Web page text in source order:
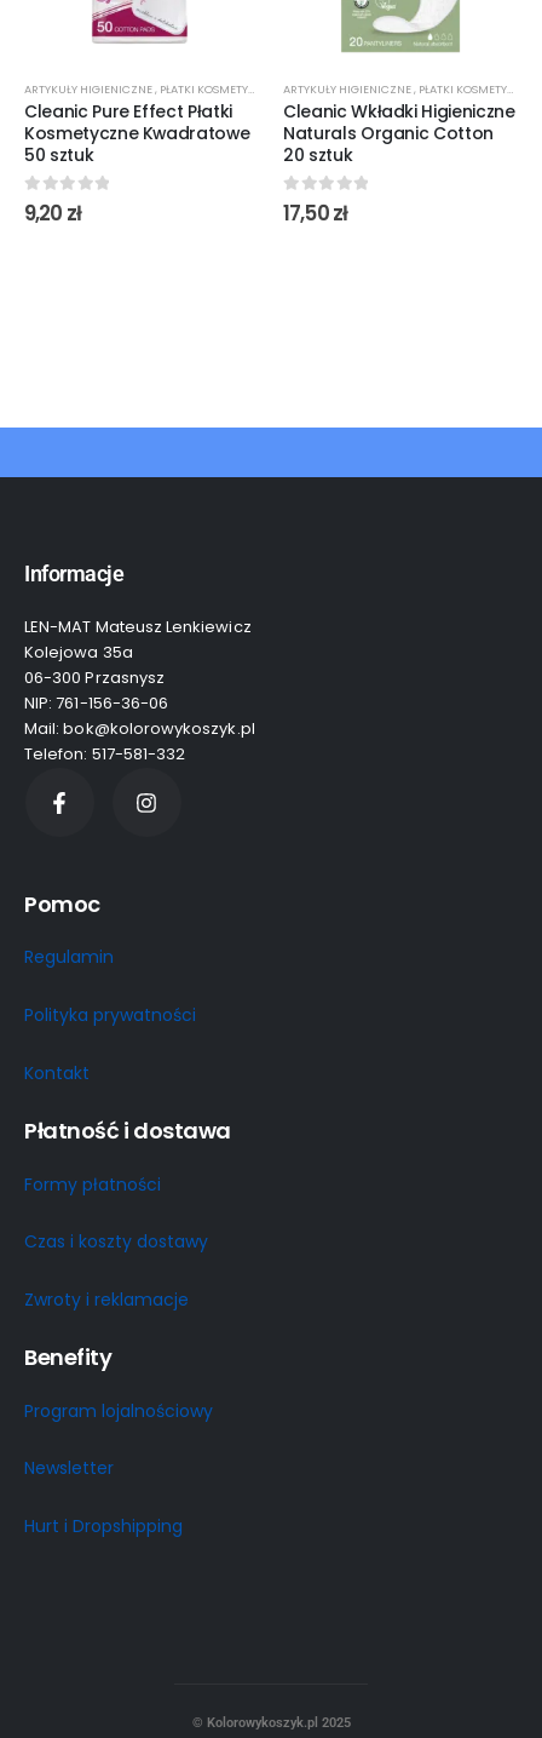
ARTYKUŁY HIGIENICZNE , PŁATKI KOSMETYCZNE
Cleanic Pure Effect Płatki
Kosmetyczne Kwadratowe
50 sztuk
0out of 5
9,20 zł
ARTYKUŁY HIGIENICZNE , PŁATKI KOSMETYCZNE
Cleanic Wkładki Higieniczne
Naturals Organic Cotton
20 sztuk
0out of 5
17,50zł
Informacje
LEN-MAT Mateusz Lenkiewicz
Kolejowa 35a
06-300 Przasnysz
NIP: 761-156-36-06
Mail: bok@kolorowykoszyk.pl
Telefon: 517-581-332
Pomoc
Regulamin
Polityka prywatności
Kontakt
Płatność i dostawa
Formy płatności
Czas i koszty dostawy
Zwroty i reklamacje
Benefity
Program lojalnościowy
Newsletter
Hurt i Dropshipping
© Kolorowykoszyk.pl 2025